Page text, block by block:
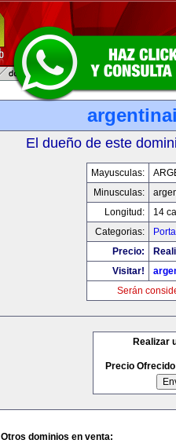
El dueño de este
Mayusculas:
Minusculas:
Longitud:
14
Categorias:
Precio:
Visitar!
Serán
Realizar
Precio
Otros dominios en venta: